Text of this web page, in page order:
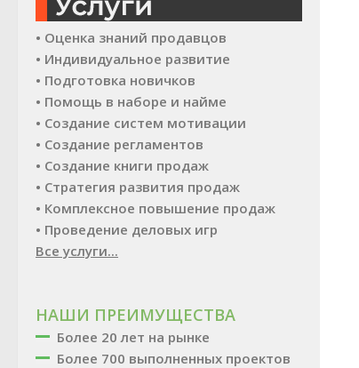
• Оценка знаний продавцов
• Индивидуальное развитие
• Подготовка новичков
• Помощь в наборе и найме
• Создание систем мотивации
• Создание регламентов
• Создание книги продаж
• Стратегия развития продаж
• Комплексное повышение продаж
• Проведение деловых игр
Все услуги...
НАШИ ПРЕИМУЩЕСТВА
Более 20 лет на рынке
Более 700 выполненных проектов